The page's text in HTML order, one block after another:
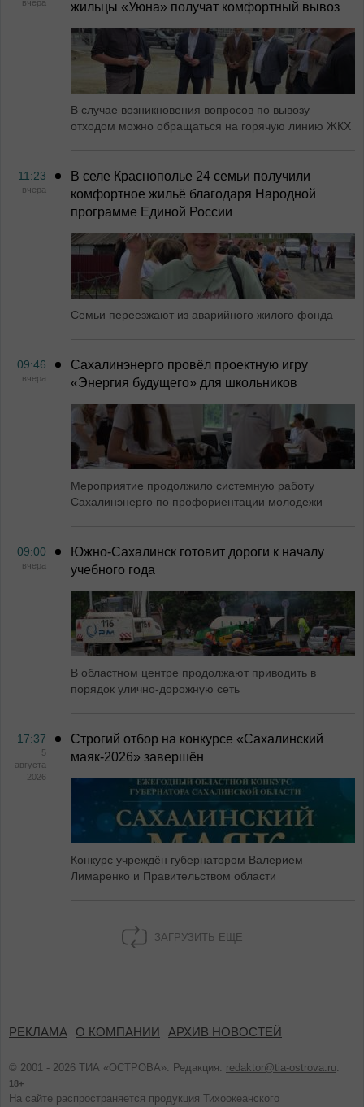
вчера
жильцы «Уюна» получат комфортный вывоз
В случае возникновения вопросов по вывозу
отходом можно обращаться на горячую линию ЖКХ
11:23
вчера
В селе Краснополье 24 семьи получили
комфортное жильё благодаря Народной
программе Единой России
Семьи переезжают из аварийного жилого фонда
09:46
вчера
Сахалинэнерго провёл проектную игру
«Энергия будущего» для школьников
Мероприятие продолжило системную работу
Сахалинэнерго по профориентации молодежи
09:00
вчера
Южно-Сахалинск готовит дороги к началу
учебного года
В областном центре продолжают приводить в
порядок улично-дорожную сеть
17:37
5
августа
2026
Строгий отбор на конкурсе «Сахалинский
маяк‑2026» завершён
Конкурс учреждён губернатором Валерием
Лимаренко и Правительством области
ЗАГРУЗИТЬ ЕЩЕ
РЕКЛАМА О КОМПАНИИ АРХИВ НОВОСТЕЙ
© 2001 - 2026 ТИА «ОСТРОВА». Редакция: redaktor@tia-ostrova.ru.
18+
На сайте распространяется продукция Тихоокеанского